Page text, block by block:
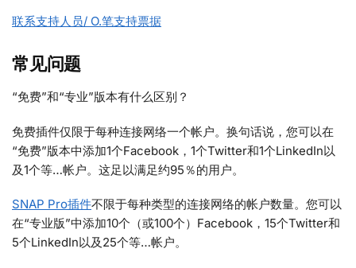
联系支持人员/ O.笔支持票据
常见问题
“免费”和“专业”版本有什么区别？
免费插件仅限于每种连接网络一个帐户。换句话说，您可以在
“免费”版本中添加1个Facebook，1个Twitter和1个LinkedIn以
及1个等…帐户。这足以满足约95％的用户。
SNAP Pro插件不限于每种类型的连接网络的帐户数量。您可以
在“专业版”中添加10个（或100个）Facebook，15个Twitter和
5个LinkedIn以及25个等…帐户。